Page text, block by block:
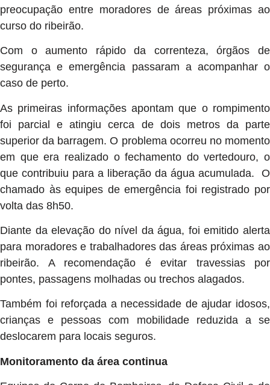
preocupação entre moradores de áreas próximas ao
curso do ribeirão.
Com o aumento rápido da correnteza, órgãos de
segurança e emergência passaram a acompanhar o
caso de perto.
As primeiras informações apontam que o rompimento
foi parcial e atingiu cerca de dois metros da parte
superior da barragem. O problema ocorreu no momento
em que era realizado o fechamento do vertedouro, o
que contribuiu para a liberação da água acumulada. O
chamado às equipes de emergência foi registrado por
volta das 8h50.
Diante da elevação do nível da água, foi emitido alerta
para moradores e trabalhadores das áreas próximas ao
ribeirão. A recomendação é evitar travessias por
pontes, passagens molhadas ou trechos alagados.
Também foi reforçada a necessidade de ajudar idosos,
crianças e pessoas com mobilidade reduzida a se
deslocarem para locais seguros.
Monitoramento da área continua